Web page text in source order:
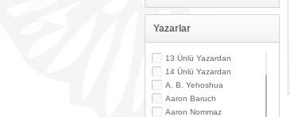
Yazarlar
13 Ünlü Yazardan
14 Ünlü Yazardan
A. B. Yehoshua
Aaron Baruch
Aaron Nommaz